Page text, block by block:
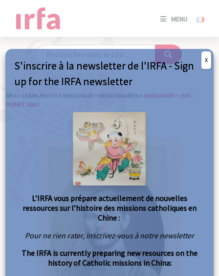
MENU
SE
/
IRFA > LEARN ABOUT A MISSIONARY > MISSIONNARIES > MISSIONARY > 1535 –
PERNET JEAN
S'inscrire à la newsletter de l'IRFA - Sign
up for the IRFA newsletter
L’IRFA vous prépare actuellement de nouvelles
ressources sur l’histoire des missions catholiques en
Chine :
Pour ne rien rater, inscrivez-vous à notre newsletter
The IRFA is currently preparing new resources on the
history of Catholic missions in China:
X